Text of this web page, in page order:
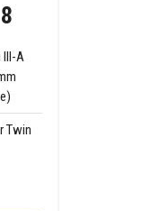
III-A
Twin